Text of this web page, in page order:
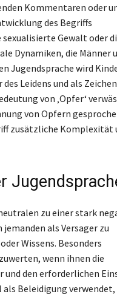
Kommentaren oder
des Begriffs
Gewalt oder
Dynamiken, die Männer
Jugendsprache wird
Leidens und als
von ‚Opfer‘
von Opfern
zusätzliche Komplexität
zu einer stark
als Versager zu
Wissens. Besonders
wenn ihnen die
und den erforderlichen
Beleidigung verwendet,